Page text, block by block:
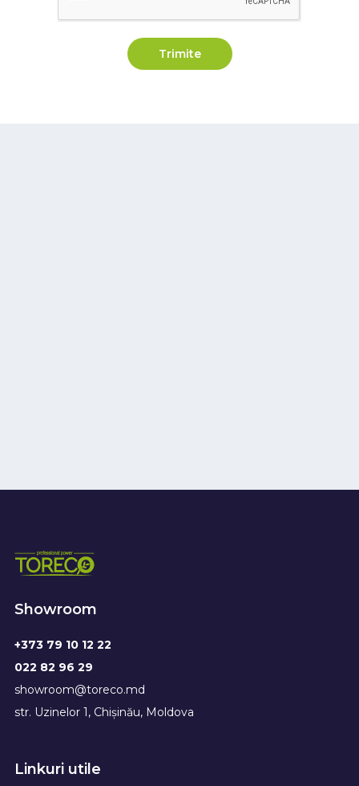
Trimite
Showroom
+373 79 10 12 22
022 82 96 29
showroom@toreco.md
str. Uzinelor 1, Chișinău, Moldova
Linkuri utile